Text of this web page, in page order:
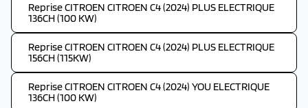
Reprise CITROEN CITROEN C4 (2024) PLUS ELECTRIQUE
136CH (100 KW)
Reprise CITROEN CITROEN C4 (2024) PLUS ELECTRIQUE
156CH (115KW)
Reprise CITROEN CITROEN C4 (2024) YOU ELECTRIQUE
136CH (100 KW)